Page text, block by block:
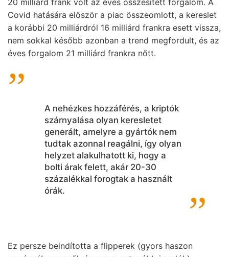
Covid hatására először a piac összeomlott, a kereslet
a korábbi 20 milliárdról 16 milliárd frankra esett vissza,
nem sokkal később azonban a trend megfordult, és az
éves forgalom 21 milliárd frankra nőtt.
A nehézkes hozzáférés, a kriptók
szárnyalása olyan keresletet
generált, amelyre a gyártók nem
tudtak azonnal reagálni, így olyan
helyzet alakulhatott ki, hogy a
bolti árak felett, akár 20-30
százalékkal forogtak a használt
órák.
Ez persze beindította a flipperek (gyors haszon